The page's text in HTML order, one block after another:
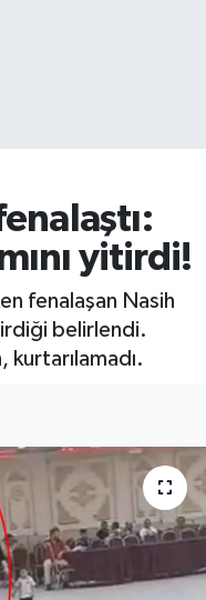
yitirdi!
fenalaşan Nasih
belirlendi.
kurtarılamadı.